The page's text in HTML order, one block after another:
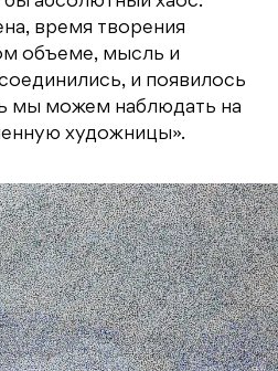
время творения
объеме, мысль и
и появилось
мы можем наблюдать на
художницы».